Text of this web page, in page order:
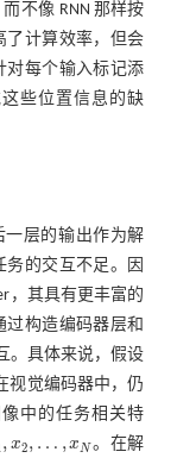
不像 RNN 那样按
了计算效率，但会
对每个输入标记添
些位置信息的缺
一层的输出作为解
的交互不足。因
，其具有更丰富的
构造编码器层和
。具体来说，假设
视觉编码器中，仍
中的任务相关特
, x2, … ,x N
,x2,… , x N
。在解